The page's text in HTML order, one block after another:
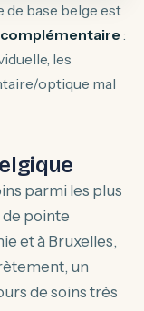
base belge est
complémentaire :
les
optique mal
parmi les plus
pointe
et à Bruxelles,
un
de soins très